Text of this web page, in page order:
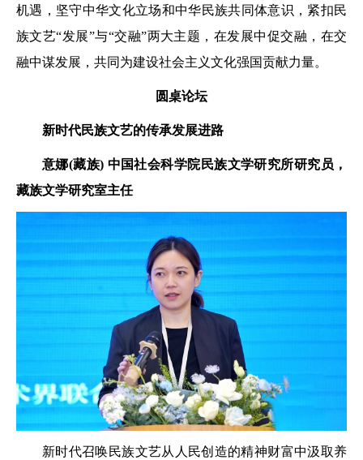
机遇，坚守中华文化立场和中华民族共同体意识，紧扣民
族文艺“发展”与“交融”两大主题，在发展中促交融，在交
融中谋发展，共同为建设社会主义文化强国贡献力量。
圆桌论坛
新时代民族文艺的传承发展进路
意娜(藏族) 中国社会科学院民族文学研究所研究员，
藏族文学研究室主任
新时代召唤民族文艺从人民创造的精神财富中汲取养